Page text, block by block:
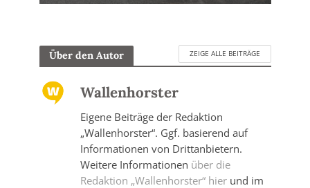
Über den Autor ZEIGE ALLE BEITRÄGE
Wallenhorster
Eigene Beiträge der Redaktion
„Wallenhorster“. Ggf. basierend auf
Informationen von Drittanbietern.
Weitere Informationen über die
Redaktion „Wallenhorster“ hierund im